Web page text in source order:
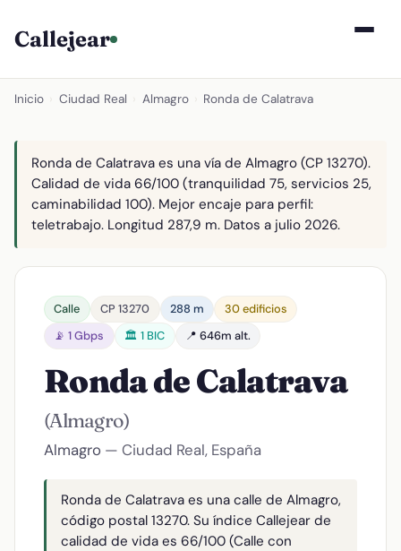
Callejear
Inicio Ciudad Real Almagro Ronda de Calatrava
Ronda de Calatrava es una vía de Almagro (CP 13270).
Calidad de vida 66/100 (tranquilidad 75, servicios 25,
caminabilidad 100). Mejor encaje para perfil:
teletrabajo. Longitud 287,9 m. Datos a julio 2026.
Calle CP 13270 288 m
30 edificios
📡 1 Gbps
🏛️ 1 BIC 📍 646m alt.
Ronda de Calatrava
(Almagro)
Almagro — Ciudad Real, España
Ronda de Calatrava es una calle de Almagro,
código postal 13270. Su índice Callejear de
calidad de vida es 66/100 (Calle con